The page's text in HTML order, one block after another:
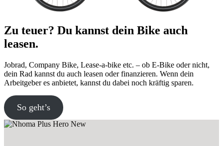
Zu teuer? Du kannst dein Bike auch
leasen.
Jobrad, Company Bike, Lease-a-bike etc. – ob E-Bike oder nicht,
dein Rad kannst du auch leasen oder finanzieren. Wenn dein
Arbeitgeber es anbietet, kannst du dabei noch kräftig sparen.
So geht’s